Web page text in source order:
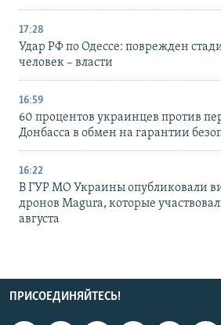
17:28
Удар РФ по Одессе: поврежден
человек – власти
16:59
60 процентов украинцев против
Донбасса в обмен на гарантии
16:22
В ГУР МО Украины опубликовали
дронов Magura, которые
августа
ПРИСОЕДИНЯЙТЕСЬ!